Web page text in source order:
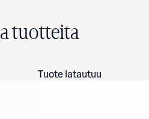
tuotteita
Tuote latautuu